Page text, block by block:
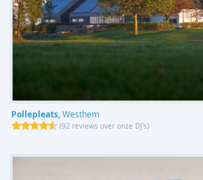
Pollepleats,Westhem
(92 reviews over onze DJ's)